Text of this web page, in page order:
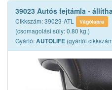
39023 Autós fejtámla -
Cikkszám: 39023-ATL Vágólapra
(csomagolási súly: 0.80 kg.)
Gyártó:AUTOLIFE (gyártói